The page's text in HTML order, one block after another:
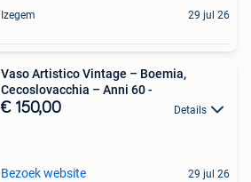
Izegem 29 jul 26
Vaso Artistico Vintage – Boemia,
Cecoslovacchia – Anni 60 -
€ 150,00 Details
Bezoek website 29 jul 26